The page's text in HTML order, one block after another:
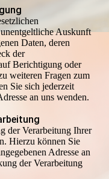
Auskunft
Daten, deren
der
Berichtigung oder
weiteren Fragen zum
Sie sich jederzeit
an uns wenden.
der Verarbeitung Ihrer
Hierzu können Sie
Adresse an
der Verarbeitung